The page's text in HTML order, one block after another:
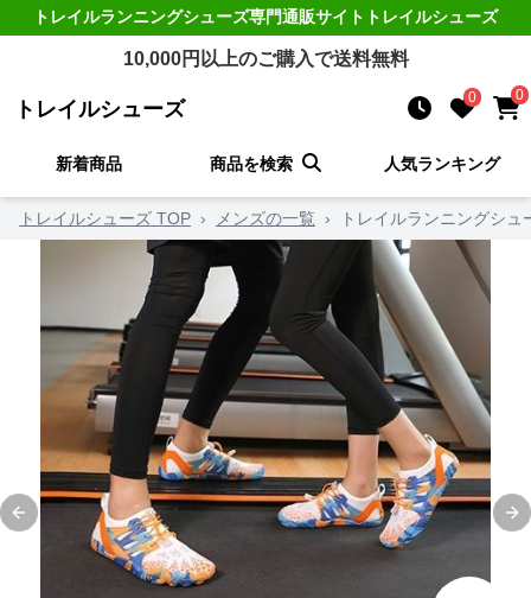
トレイルランニングシューズ専門通販サイト トレイルシューズ
10,000円以上のご購入で送料無料
トレイルシューズ 0 0
新着商品 商品を検索 人気ランキング
トレイルシューズ TOP › メンズの一覧 › トレイルランニングシ
Previous slide